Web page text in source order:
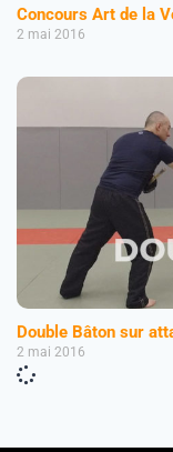
Concours Art de la
2 mai 2016
Double Bâton sur
2 mai 2016